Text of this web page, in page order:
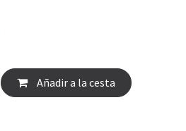
Añadir a la cesta